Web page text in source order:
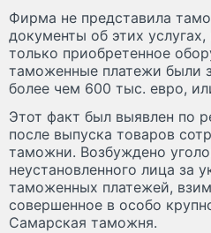
Фирма не представила
документы об этих
только приобретенное
таможенные платежи были
более чем 600 тыс. евро,
Этот факт был выявлен по
после выпуска товаров
таможни. Возбуждено
неустановленного лица за
таможенных платежей,
совершенное в особо
Самарская таможня.